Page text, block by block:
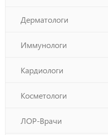
Дерматологи
Иммунологи
Кардиологи
Косметологи
ЛОР-Врачи